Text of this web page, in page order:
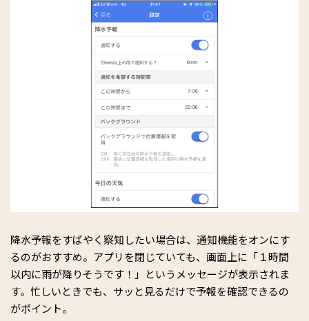
降水予報をすばやく察知したい場合は、通知機能をオンにす
るのがおすすめ。アプリを閉じていても、画面上に「１時間
以内に雨が降りそうです！」というメッセージが表示されま
す。忙しいときでも、サッと見るだけで予報を確認できるの
がポイント。